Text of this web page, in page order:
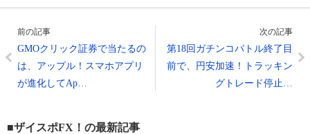
前の記事
GMOクリック証券で当たるの
は、アップル！スマホアプリ
が進化してAp…
次の記事
第18回ガチンコバトル終了目
前で、円安加速！トラッキン
グトレード停止…
■ザイスポFX！の最新記事